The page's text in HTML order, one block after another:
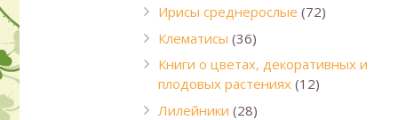
Ирисы среднерослые (72)
Клематисы (36)
Книги о цветах, декоративных и
плодовых растениях (12)
Лилейники (28)